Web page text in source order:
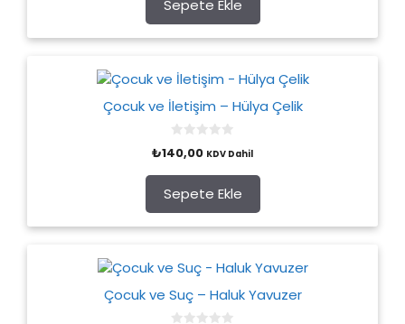
f
5
Sepete Ekle
Çocuk ve İletişim – Hülya Çelik
o
t
o
f
5
₺140,00 KDV Dahil
Sepete Ekle
Çocuk ve Suç – Haluk Yavuzer